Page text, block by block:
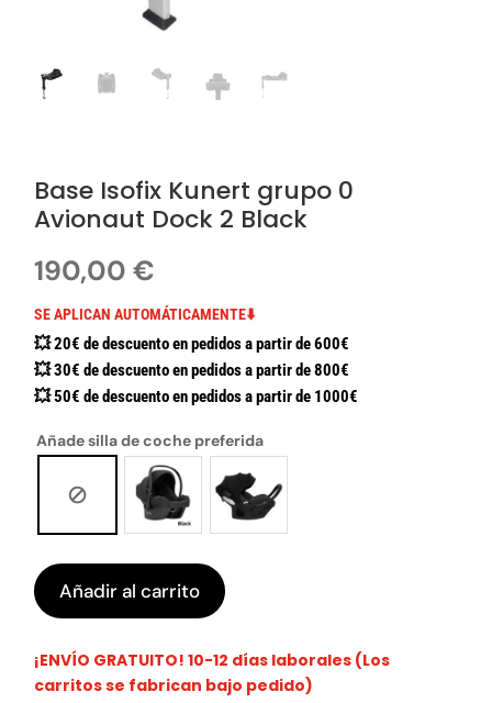
Base Isofix Kunert grupo 0
Avionaut Dock 2 Black
190,00€
SE APLICAN AUTOMÁTICAMENTE⬇️
💥 20€ de descuento en pedidos a partir de 600€
💥 30€ de descuento en pedidos a partir de 800€
💥 50€ de descuento en pedidos a partir de 1000€
Añade silla de coche preferida
Añadir al carrito
¡ENVÍO GRATUITO! 10-12 días laborales (Los
carritos se fabrican bajo pedido)